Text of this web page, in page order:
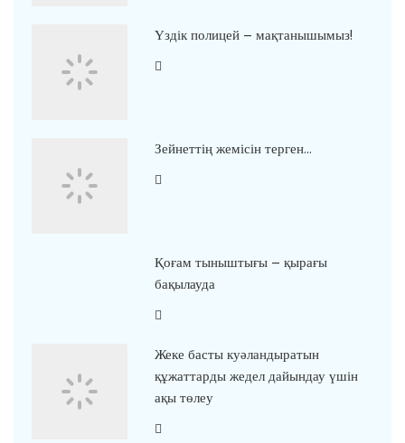
Үздік полицей – мақтанышымыз!
Зейнеттің жемісін терген…
Қоғам тыныштығы – қырағы
бақылауда
Жеке басты куәландыратын
құжаттарды жедел дайындау үшін
ақы төлеу